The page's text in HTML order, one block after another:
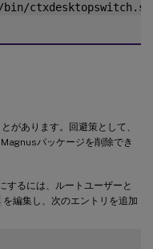
ctxdesktopswitch.sh
があります。回避策として、
パッケージを削除でき
するには、ルートユーザーと
を編集し、次のエントリを追加